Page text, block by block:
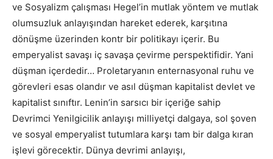
ve Sosyalizm çalışması Hegel’in mutlak yöntem ve mutlak
olumsuzluk anlayışından hareket ederek, karşıtına
dönüşme üzerinden kontr bir politikayı içerir. Bu
emperyalist savaşı iç savaşa çevirme perspektifidir. Yani
düşman içerdedir… Proletaryanın enternasyonal ruhu ve
görevleri esas olandır ve asıl düşman kapitalist devlet ve
kapitalist sınıftır. Lenin’in sarsıcı bir içeriğe sahip
Devrimci Yenilgicilik anlayışı milliyetçi dalgaya, sol şoven
ve sosyal emperyalist tutumlara karşı tam bir dalga kıran
işlevi görecektir. Dünya devrimi anlayışı,